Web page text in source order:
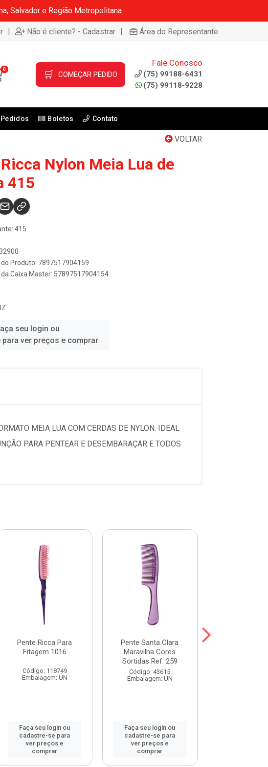
Salvador e Região Metropolitana
| Não é cliente? - Cadastrar | Área do Representante
0 🛒 COMEÇAR PEDIDO
Fale Conosco
(75) 99188-6431
(75) 99118-9228
Pedidos Boletos Contato
VOLTAR
Nylon Meia Lua de
415
415
Produto: 7897517904159
Caixa Master: 57897517904154
seu login ou
ver preços e comprar
MEIA LUA COM CERDAS DE NYLON. IDEAL
PARA PENTEAR E DESEMBARAÇAR E TODOS
Pente Ricca Para
Fitagem 1016
Código: 118749
Embalagem: UN
Faça seu login ou
cadastre-se para
ver preços e
comprar
Pente Santa Clara
Maravilha Cores
Sortidas Ref. 259
Código: 43615
Embalagem: UN
Faça seu login ou
cadastre-se para
ver preços e
comprar